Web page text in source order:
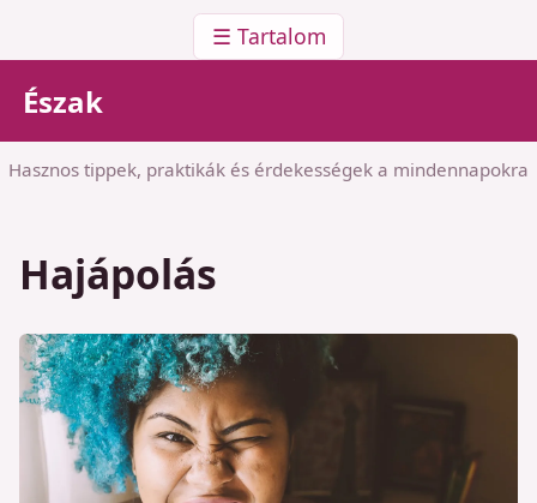
☰ Tartalom
Észak
Hasznos tippek, praktikák és érdekességek a mindennapokra
Hajápolás